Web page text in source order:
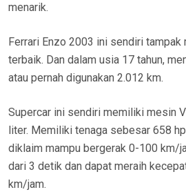
menarik.
Ferrari Enzo 2003 ini sendiri
terbaik. Dan dalam usia 17 tahun,
atau pernah digunakan 2.012 km.
Supercar ini sendiri memiliki mesin
liter. Memiliki tenaga sebesar 658
diklaim mampu bergerak 0-100 km/
dari 3 detik dan dapat meraih
km/jam.